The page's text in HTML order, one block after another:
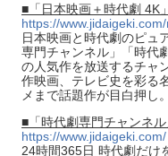
■「日本映画＋時代劇 4K
https://
日本映画と時代劇のピュ
専門チャンネル」「時代
の人気作を放送するチャ
作映画、テレビ史を彩る
メまで話題作が目白押し。
■「時代劇専門チャンネ
https://www.jidaigeki.com/
24時間365日 時代劇だけ